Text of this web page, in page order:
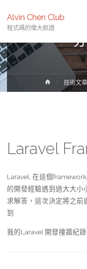
Alvin Chen Club
程式碼的偉大航道
Home技術文章
Laravel
Laravel, 在這個
的開發經驗遇到過大大小
求解答，這次決定將之前
到
我的Laravel 開發撞牆紀錄